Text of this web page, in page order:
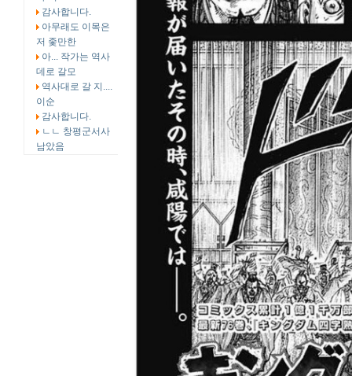
감사합니다.
아무래도 이목은
저 좇만한
아... 작가는 역사
데로 갈모
역사대로 갈 지....
이순
감사합니다.
ㄴㄴ 창평군서사
남았음